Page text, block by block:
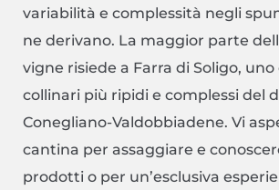
variabilità e complessità negli
ne derivano. La maggior parte
vigne risiede a Farra di Soligo,
collinari più ripidi e complessi del
Conegliano-Valdobbiadene. Vi
cantina per assaggiare e
prodotti o per un’esclusiva